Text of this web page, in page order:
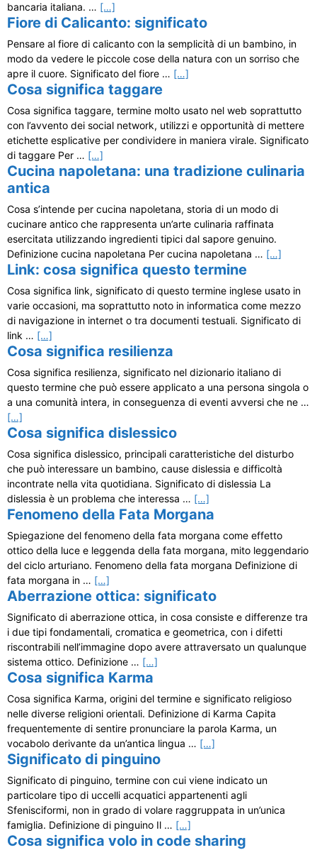
bancaria italiana. … […]
Fiore di Calicanto: significato
Pensare al fiore di calicanto con la semplicità di un bambino, in
modo da vedere le piccole cose della natura con un sorriso che
apre il cuore. Significato del fiore … […]
Cosa significa taggare
Cosa significa taggare, termine molto usato nel web soprattutto
con l’avvento dei social network, utilizzi e opportunità di mettere
etichette esplicative per condividere in maniera virale. Significato
di taggare Per … […]
Cucina napoletana: una tradizione culinaria
antica
Cosa s’intende per cucina napoletana, storia di un modo di
cucinare antico che rappresenta un’arte culinaria raffinata
esercitata utilizzando ingredienti tipici dal sapore genuino.
Definizione cucina napoletana Per cucina napoletana … […]
Link: cosa significa questo termine
Cosa significa link, significato di questo termine inglese usato in
varie occasioni, ma soprattutto noto in informatica come mezzo
di navigazione in internet o tra documenti testuali. Significato di
link … […]
Cosa significa resilienza
Cosa significa resilienza, significato nel dizionario italiano di
questo termine che può essere applicato a una persona singola o
a una comunità intera, in conseguenza di eventi avversi che ne …
[…]
Cosa significa dislessico
Cosa significa dislessico, principali caratteristiche del disturbo
che può interessare un bambino, cause dislessia e difficoltà
incontrate nella vita quotidiana. Significato di dislessia La
dislessia è un problema che interessa … […]
Fenomeno della Fata Morgana
Spiegazione del fenomeno della fata morgana come effetto
ottico della luce e leggenda della fata morgana, mito leggendario
del ciclo arturiano. Fenomeno della fata morgana Definizione di
fata morgana in … […]
Aberrazione ottica: significato
Significato di aberrazione ottica, in cosa consiste e differenze tra
i due tipi fondamentali, cromatica e geometrica, con i difetti
riscontrabili nell’immagine dopo avere attraversato un qualunque
sistema ottico. Definizione … […]
Cosa significa Karma
Cosa significa Karma, origini del termine e significato religioso
nelle diverse religioni orientali. Definizione di Karma Capita
frequentemente di sentire pronunciare la parola Karma, un
vocabolo derivante da un’antica lingua … […]
Significato di pinguino
Significato di pinguino, termine con cui viene indicato un
particolare tipo di uccelli acquatici appartenenti agli
Sfenisciformi, non in grado di volare raggruppata in un’unica
famiglia. Definizione di pinguino Il … […]
Cosa significa volo in code sharing